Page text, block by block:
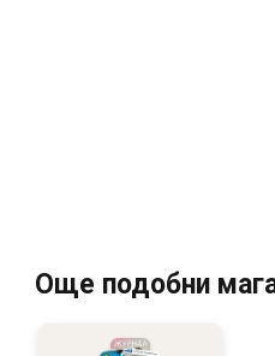
Още подобни